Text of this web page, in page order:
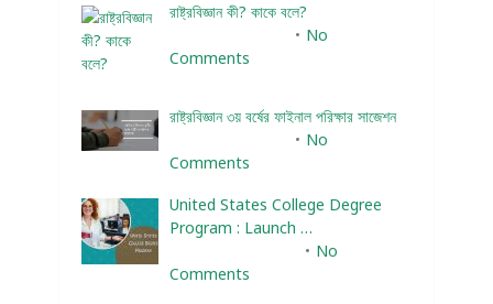
রাষ্ট্রবিজ্ঞান কী? কাকে বলে?
No
Comments
রাষ্ট্রবিজ্ঞান ৩য় বর্ষের ফাইনাল পরিক্ষার সাজেশন
No
Comments
United States College Degree
Program : Launch …
No
Comments